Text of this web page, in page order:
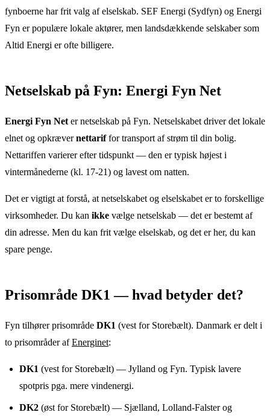
fynboerne har frit valg af elselskab. SEF Energi (Sydfyn) og Energi
Fyn er populære lokale aktører, men landsdækkende selskaber som
Altid Energi er ofte billigere.
Netselskab på Fyn: Energi Fyn Net
Energi Fyn Net er netselskab på Fyn. Netselskabet driver det lokale
elnet og opkrævernettariffor transport af strøm til din bolig.
Nettariffen varierer efter tidspunkt — den er typisk højest i
vintermånederne (kl. 17-21) og lavest om natten.
Det er vigtigt at forstå, at netselskabet og elselskabet er to forskellige
virksomheder. Du kan ikke vælge netselskab — det er bestemt af
din adresse. Men du kan frit vælge elselskab, og det er her, du kan
spare penge.
Prisområde DK1 — hvad betyder det?
Fyn tilhører prisområde DK1 (vest for Storebælt). Danmark er delt i
to prisområder af Energinet:
DK1 (vest for Storebælt) — Jylland og Fyn. Typisk lavere
spotpris pga. mere vindenergi.
DK2 (øst for Storebælt) — Sjælland, Lolland-Falster og